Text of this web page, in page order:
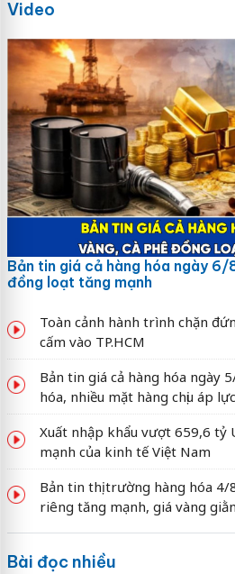
Video
Bản tin giá cả hàng hóa ngày
đồng loạt tăng mạnh
Toàn cảnh hành trình chặn
cấm vào TP.HCM
Bản tin giá cả hàng hóa ngày
hóa, nhiều mặt hàng chịu áp lực
Xuất nhập khẩu vượt 659,6 tỷ
mạnh của kinh tế Việt Nam
Bản tin thị trường hàng hóa 4/
riêng tăng mạnh, giá vàng
Bài đọc nhiều